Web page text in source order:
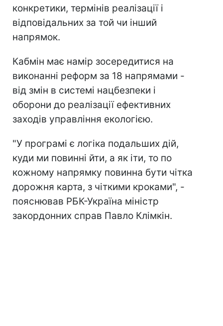
конкретики, термінів реалізації і
відповідальних за той чи інший
напрямок.
Кабмін має намір зосередитися на
виконанні реформ за 18 напрямами -
від змін в системі нацбезпеки і
оборони до реалізації ефективних
заходів управління екологією.
"У програмі є логіка подальших дій,
куди ми повинні йти, а як іти, то по
кожному напрямку повинна бути чітка
дорожня карта, з чіткими кроками", -
пояснював РБК-Україна міністр
закордонних справ Павло Клімкін.